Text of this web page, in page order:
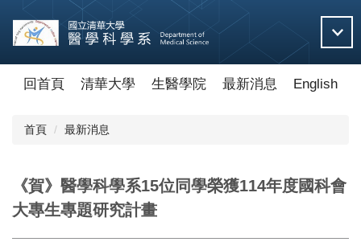
主
要
回首頁 清華大學 生醫學院 最新消息 English
首頁 最新消息
《賀》醫學科學系15位同學榮獲114年度國科會
大專生專題研究計畫